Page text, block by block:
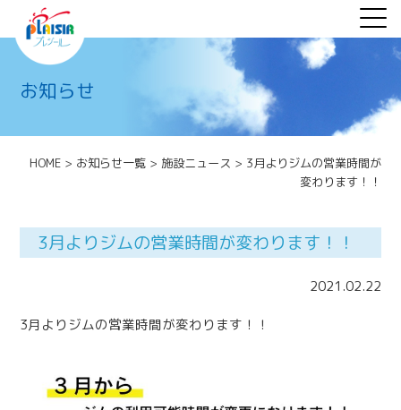
お知らせ
HOME> お知らせ一覧> 施設ニュース > 3月よりジムの営業時間が
変わります！！
3月よりジムの営業時間が変わります！！
2021.02.22
3月よりジムの営業時間が変わります！！